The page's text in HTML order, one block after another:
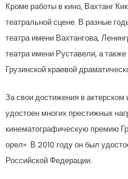
Кроме работы в кино, Вахтанг
театральной сцене. В разные
театра имени Вахтангова,
театра имени Руставели, а
Грузинской краевой
За свои достижения в
удостоен многих престижных
кинематографическую премию
орел». В 2010 году он был
Российской Федерации.